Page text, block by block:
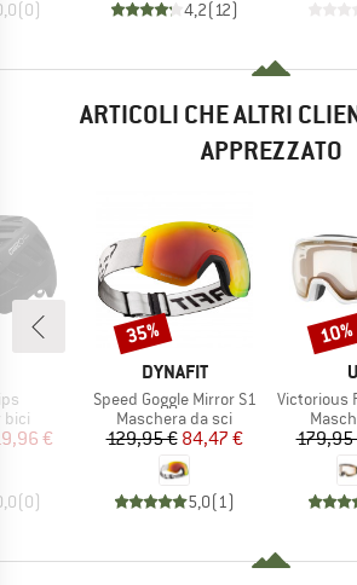
(0) 4,2(12)
ARTICOLI CHE ALTRI
APPREZZATO
bici
ridotto
€
(0)
MARCHIO
DYNAFIT
Articolo
Speed Goggle Mirror S1
Gruppo di prodotti
Maschera da sci
Prezzo
129,95 €Prezzo ridotto
84,47 €
5,0(1)
Sconto
35%
Articolo
Victorious Pro V
179,95
10%